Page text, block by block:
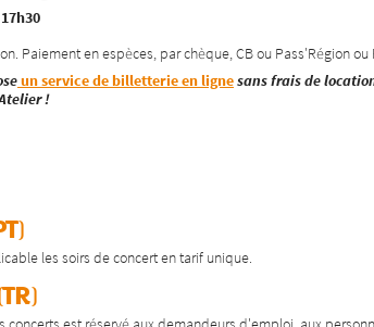
Paiement en espèces, par chèque, CB ou Pass'Région ou
un service de billetterie en lignesans frais de
!
les soirs de concert en tarif unique.
concerts est réservé aux demandeurs d'emploi, aux